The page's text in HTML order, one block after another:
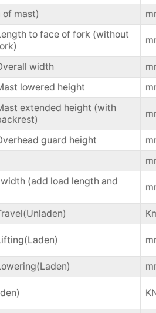
of mast)
to face of fork (without
width
lowered height
extended height (with
guard height
(add load length and